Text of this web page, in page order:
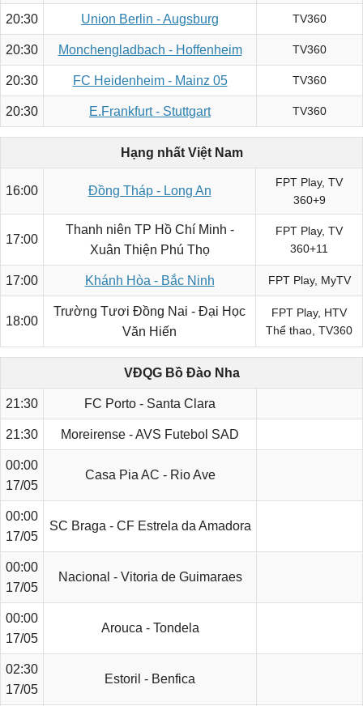
20:30 Union Berlin - Augsburg TV360
20:30 Monchengladbach - Hoffenheim TV360
20:30 FC Heidenheim - Mainz 05 TV360
20:30 E.Frankfurt - Stuttgart TV360
Hạng nhất Việt Nam
16:00 Đồng Tháp - Long An
FPT Play, TV
360+9
17:00
Thanh niên TP Hồ Chí Minh -
Xuân Thiện Phú Thọ
FPT Play, TV
360+11
17:00 Khánh Hòa - Bắc Ninh FPT Play, MyTV
18:00
Trường Tươi Đồng Nai - Đại Học
Văn Hiến
FPT Play, HTV
Thể thao, TV360
VĐQG Bồ Đào Nha
21:30 FC Porto - Santa Clara
21:30 Moreirense - AVS Futebol SAD
00:00
17/05
Casa Pia AC - Rio Ave
00:00
17/05
SC Braga - CF Estrela da Amadora
00:00
17/05
Nacional - Vitoria de Guimaraes
00:00
17/05
Arouca - Tondela
02:30
17/05
Estoril - Benfica